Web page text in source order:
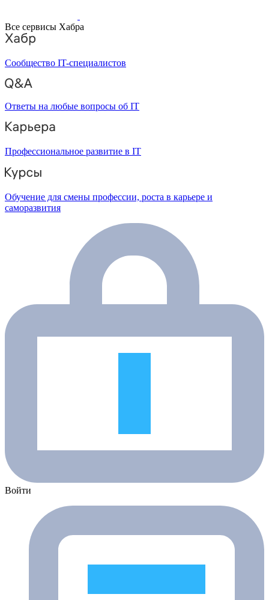
Все сервисы Хабра
Сообщество IT-специалистов
Ответы на любые вопросы об IT
Профессиональное развитие в IT
Обучение для смены профессии, роста в карьере и
саморазвития
Войти